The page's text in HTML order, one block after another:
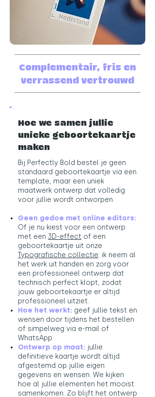
Complementair, fris en
verrassend vertrouwd
Hoe we samen jullie
unieke geboortekaartje
maken
Bij Perfectly Bold bestel je geen
standaard geboortekaartje via een
template, maar een uniek
maatwerk ontwerp dat volledig
voor jullie wordt ontworpen.
Geen gedoe met online editors:
Of je nu kiest voor een ontwerp
met een 3D-effect ​ of een
geboortekaartje uit onze
Typografische collectie: ik neem al
het werk uit handen en zorg voor
een professioneel ontwerp dat
technisch perfect klopt, zodat
jouw geboortekaartje er altijd
professioneel uitziet.
Hoe het werkt: geef jullie tekst en
wensen door tijdens het bestellen
of simpelweg via e-mail of
WhatsApp.
Ontwerp op maat: jullie
definitieve kaartje wordt altijd
afgestemd op jullie eigen
gegevens en wensen. We kijken
hoe al jullie elementen het mooist
samenkomen. Zo blijft het ontwerp